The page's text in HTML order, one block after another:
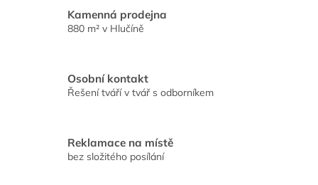
Kamenná prodejna
880 m² v Hlučíně
Osobní kontakt
Řešení tváří v tvář s odborníkem
Reklamace na místě
bez složitého posílání